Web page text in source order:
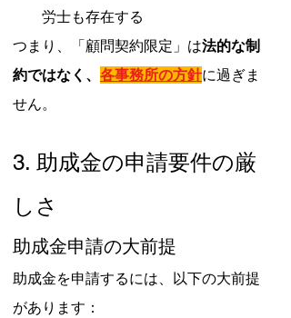
労士も存在する
つまり、「顧問契約限定」は法的な制
約ではなく、 各事務所の方針に過ぎま
せん。
3. 助成金の申請要件の厳
しさ
助成金申請の大前提
助成金を申請するには、以下の大前提
があります：